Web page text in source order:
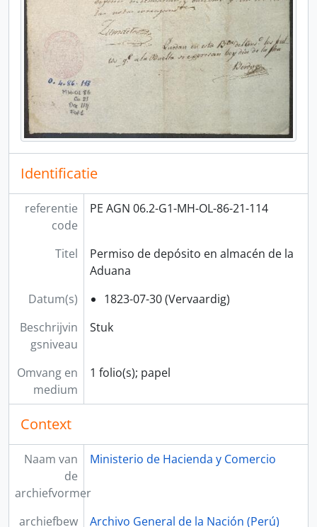
Identificatie
referentie
code
PE AGN 06.2-G1-MH-OL-86-21-114
Titel
Permiso de depósito en almacén de la
Aduana
Datum(s)
1823-07-30 (Vervaardig)
Beschrijvin
gsniveau
Stuk
Omvang en
medium
1 folio(s); papel
Context
Naam van
de
archiefvormer
Ministerio de Hacienda y Comercio
archiefbew
Archivo General de la Nación (Perú)